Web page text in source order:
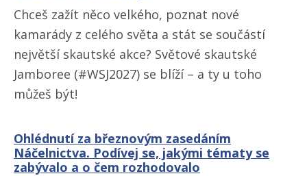
Chceš zažít něco velkého, poznat nové
kamarády z celého světa a stát se součástí
největší skautské akce? Světové skautské
Jamboree (#WSJ2027) se blíží – a ty u toho
můžeš být!
Ohlédnutí za březnovým zasedáním
Náčelnictva. Podívej se, jakými tématy se
zabývalo a o čem rozhodovalo